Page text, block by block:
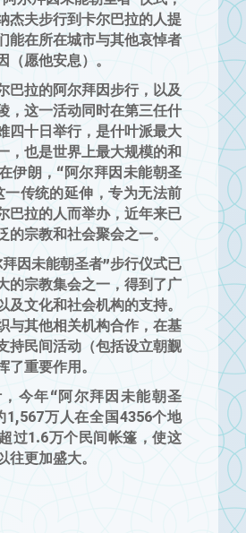
杰夫步行到卡尔巴拉的人提
能在所在城市与其他哀悼者
愿他安息）。
巴拉的阿尔拜因步行，以及
，这一活动同时在第三任什
四十日举行，是什叶派最大
，也是世界上最大规模的和
伊朗，“阿尔拜因未能朝圣
传统的延伸，专为无法前
巴拉的人而举办，近年来已
的宗教和社会聚会之一。
因未能朝圣者”步行仪式已
的宗教集会之一，得到了广
及文化和社会机构的支持。
与其他相关机构合作，在基
持民间活动（包括设立朝觐
重要作用。
今年“阿尔拜因未能朝圣
1,567万人在全国4356个地
过1.6万个民间帐篷，使这
更加盛大。